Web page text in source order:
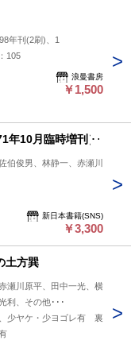
年刊(2刷)、1
105
浪曼書房
￥1,500
10月臨時増刊）
伯俊男、林静一、赤瀬川
新日本書籍(SNS)
￥3,300
土方巽
瀬川原平、田中一光、横
利、その他･･･
少ヤケ・少ヨゴレ有 裏